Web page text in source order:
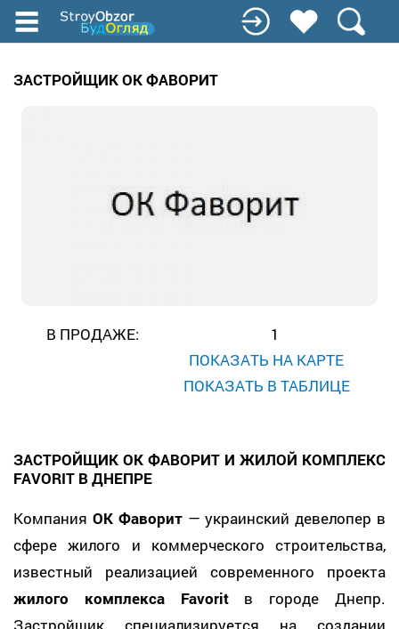
Перейти
содержанию
ЗАСТРОЙЩИК ОК ФАВОРИТ
В ПРОДАЖЕ:
1
ПОКАЗАТЬ НА КАРТЕ
ПОКАЗАТЬ В ТАБЛИЦЕ
ЗАСТРОЙЩИК ОК ФАВОРИТ И ЖИЛОЙ КОМПЛЕКС
FAVORIT В ДНЕПРЕ
Компания ОК Фаворит— украинский девелопер в
сфере жилого и коммерческого строительства,
известный реализацией современного проекта
жилого комплекса Favoritв городе Днепр.